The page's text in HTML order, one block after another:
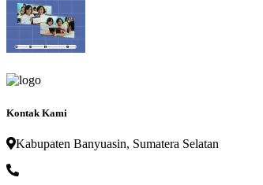
Kontak Kami
Kabupaten Banyuasin, Sumatera Selatan